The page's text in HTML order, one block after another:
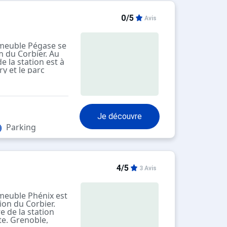
accès à
proposés à
de vacances.
à 250 m de la
municipale
accès
est
0/5 Avis
Pégase se
du Corbier. Au
la station est à
et le parc
en
19 étages
avec télévision
balcon. Je découvre
Parking
4/5 3 Avis
Phénix est
du Corbier.
de la station
Grenoble,